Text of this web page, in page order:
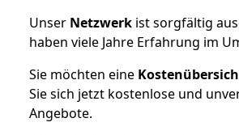
Unser Netzwerk ist sorgfältig
haben viele Jahre Erfahrung im
Sie möchten eine
Sie sich jetzt kostenlose und
Angebote.